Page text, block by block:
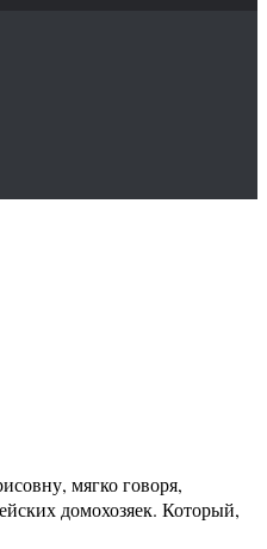
мягко говоря,
домохозяек. Который,